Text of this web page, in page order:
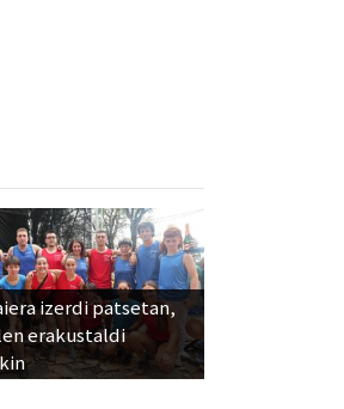
izerdi patsetan,
erakustaldi